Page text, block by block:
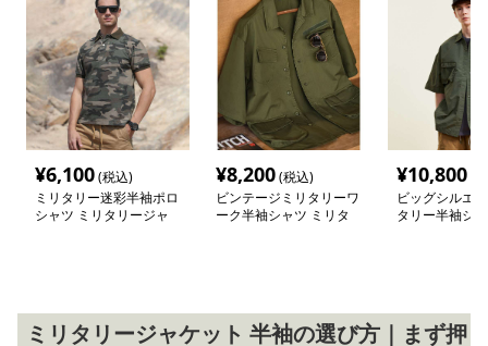
¥6,100(税込)
ミリタリー迷彩半袖ポロ
シャツ ミリタリージャ
¥8,200(税込)
ビンテージミリタリーワ
ーク半袖シャツ ミリタ
¥10,800
ビッグシルエ
タリー半袖シ
ミリタリージャケット 半袖の選び方｜まず押